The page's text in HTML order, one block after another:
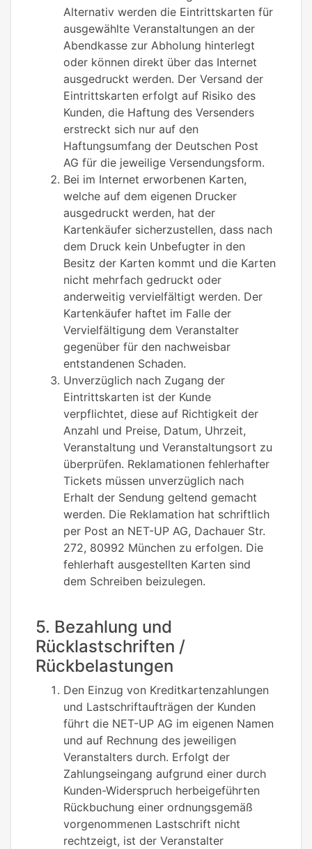
Alternativ werden die Eintrittskarten für
ausgewählte Veranstaltungen an der
Abendkasse zur Abholung hinterlegt
oder können direkt über das Internet
ausgedruckt werden. Der Versand der
Eintrittskarten erfolgt auf Risiko des
Kunden, die Haftung des Versenders
erstreckt sich nur auf den
Haftungsumfang der Deutschen Post
AG für die jeweilige Versendungsform.
Bei im Internet erworbenen Karten,
welche auf dem eigenen Drucker
ausgedruckt werden, hat der
Kartenkäufer sicherzustellen, dass nach
dem Druck kein Unbefugter in den
Besitz der Karten kommt und die Karten
nicht mehrfach gedruckt oder
anderweitig vervielfältigt werden. Der
Kartenkäufer haftet im Falle der
Vervielfältigung dem Veranstalter
gegenüber für den nachweisbar
entstandenen Schaden.
Unverzüglich nach Zugang der
Eintrittskarten ist der Kunde
verpflichtet, diese auf Richtigkeit der
Anzahl und Preise, Datum, Uhrzeit,
Veranstaltung und Veranstaltungsort zu
überprüfen. Reklamationen fehlerhafter
Tickets müssen unverzüglich nach
Erhalt der Sendung geltend gemacht
werden. Die Reklamation hat schriftlich
per Post an NET-UP AG, Dachauer Str.
272, 80992 München zu erfolgen. Die
fehlerhaft ausgestellten Karten sind
dem Schreiben beizulegen.
5. Bezahlung und
Rücklastschriften /
Rückbelastungen
Den Einzug von Kreditkartenzahlungen
und Lastschriftaufträgen der Kunden
führt die NET-UP AG im eigenen Namen
und auf Rechnung des jeweiligen
Veranstalters durch. Erfolgt der
Zahlungseingang aufgrund einer durch
Kunden-Widerspruch herbeigeführten
Rückbuchung einer ordnungsgemäß
vorgenommenen Lastschrift nicht
rechtzeigt, ist der Veranstalter